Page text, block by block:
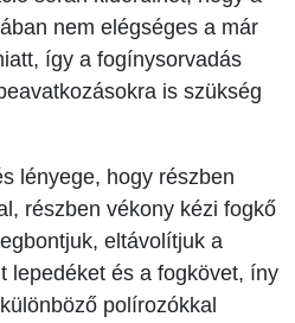
nem elégséges a már
így a fogínysorvadás
is szükség
lényege, hogy részben
részben vékony kézi fogkő
eltávolítjuk a
lepedéket és a fogkövet, íny
polírozókkal